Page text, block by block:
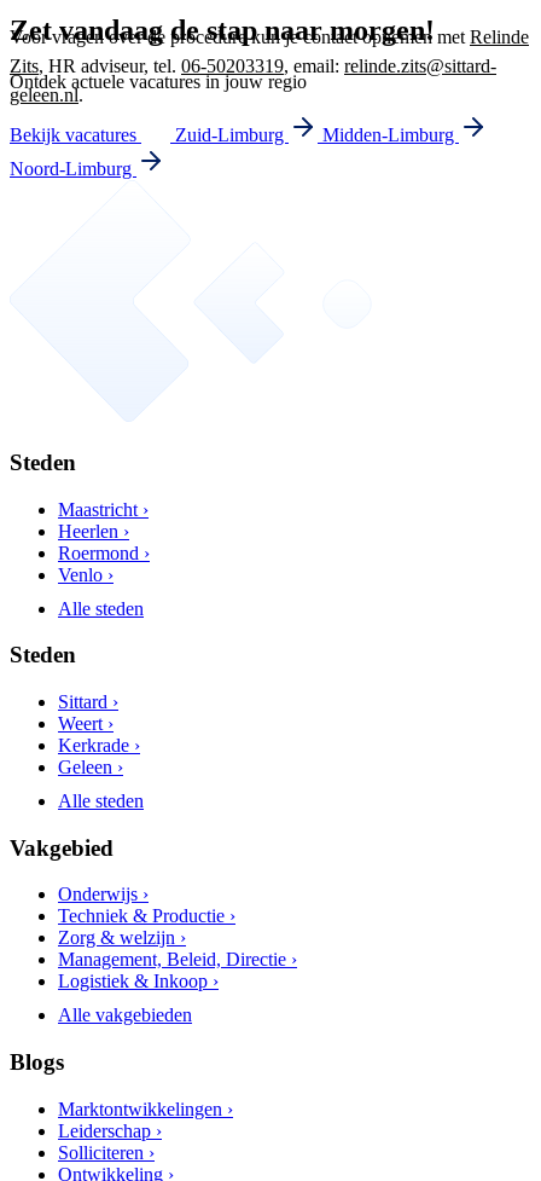
Voor vragen over de procedure kun je contact opnemen met Relinde
Zits, HR adviseur, tel. 06-50203319, email: relinde.zits@sittard-
geleen.nl.
Zet vandaag de stap naar morgen!
Ontdek actuele vacatures in jouw regio
Bekijk vacatures Zuid-Limburg
Midden-Limburg
Noord-Limburg
Steden
Maastricht ›
Heerlen ›
Roermond ›
Venlo ›
Alle steden
Steden
Sittard ›
Weert ›
Kerkrade ›
Geleen ›
Alle steden
Vakgebied
Onderwijs ›
Techniek & Productie ›
Zorg & welzijn ›
Management, Beleid, Directie ›
Logistiek & Inkoop ›
Alle vakgebieden
Blogs
Marktontwikkelingen ›
Leiderschap ›
Solliciteren ›
Ontwikkeling ›